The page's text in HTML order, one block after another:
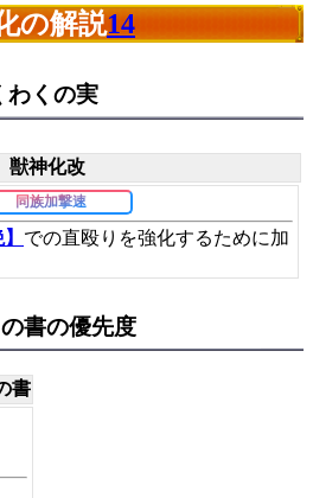
の解説14
わくの実
獣神化改
同族加撃速
での直殴りを強化するために加
書の優先度
書